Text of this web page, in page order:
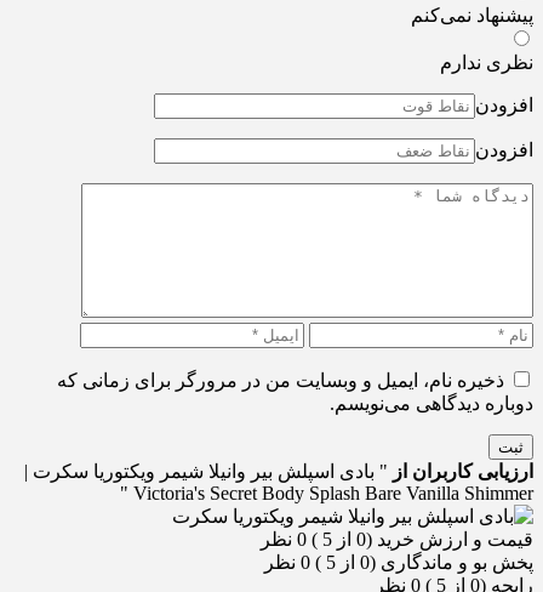
پیشنهاد نمی‌کنم
نظری ندارم
افزودن
افزودن
ذخیره نام، ایمیل و وبسایت من در مرورگر برای زمانی که
دوباره دیدگاهی می‌نویسم.
ثبت
ارزیابی کاربران از " بادی اسپلش بیر وانیلا شیمر ویکتوریا سکرت |
Victoria's Secret Body Splash Bare Vanilla Shimmer "
قیمت و ارزش خرید (0 از 5 )
0 نظر
پخش بو و ماندگاری (0 از 5 )
0 نظر
رایحه (0 از 5 )
0 نظر